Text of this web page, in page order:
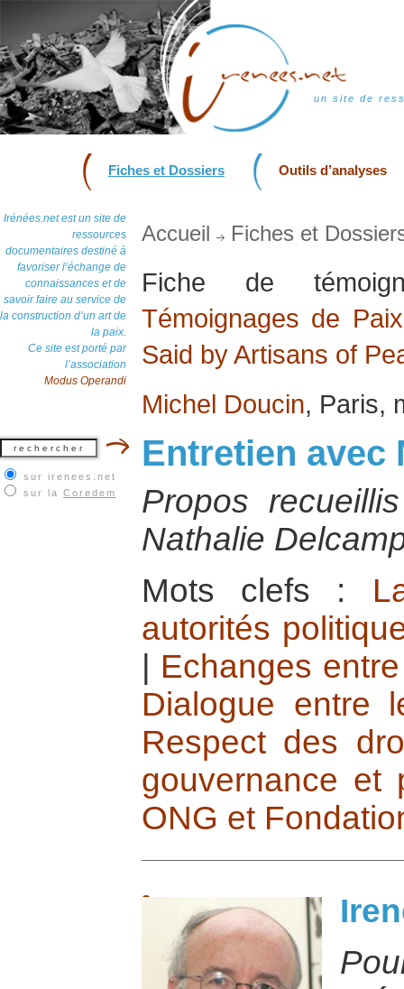
un site de
Fiches et Dossiers Outils d’analyses
Irénées.net est un site de
ressources
documentaires destiné à
favoriser l’échange de
connaissances et de
savoir faire au service de
la construction d’un art de
la paix.
Ce site est porté par
l’association
Modus Operandi
sur irenees.net
sur la Coredem
Accueil Fiches et
Fiche de
Témoignages de
Said by Artisans of
Michel Doucin, Paris,
Entretien avec
Propos
Nathalie
Mots clefs :
autorités
Echanges
Dialogue entre
Respect des
gouvernance et
ONG et